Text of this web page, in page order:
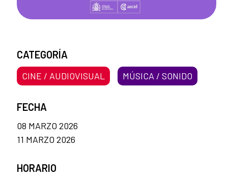
CATEGORÍA
CINE / AUDIOVISUAL MÚSICA / SONIDO
FECHA
08 MARZO 2026
11 MARZO 2026
HORARIO